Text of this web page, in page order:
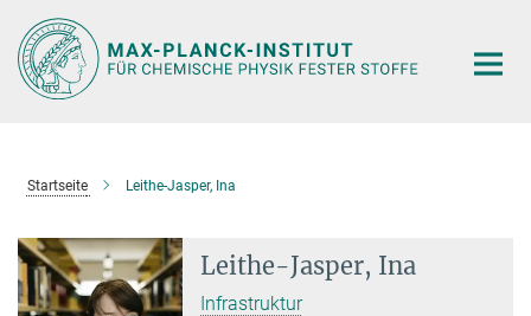
Hauptinhalt
Startseite Leithe-Jasper, Ina
Leithe-Jasper, Ina
Infrastruktur